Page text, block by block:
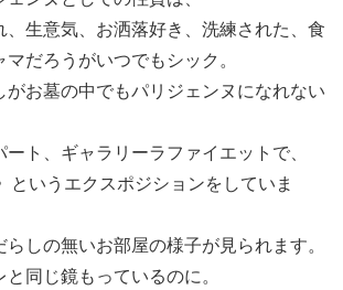
、生意気、お洒落好き、洗練された、食
だろうがいつでもシック。
がお墓の中でもパリジェンヌになれない
ト、ギャラリーラファイエットで、
というエクスポジションをしていま
しの無いお部屋の様子が見られます。
同じ鏡もっているのに。